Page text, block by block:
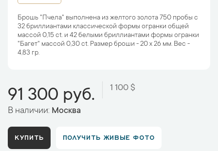
Брошь "Пчела" выполнена из желтого золота 750 пробы с
32 бриллиантами классической формы огранки общей
массой 0,15 ct. и 42 белыми бриллиантами формы огранки
"Багет" массой 0,30 ct. Размер броши - 20 х 26 мм. Вес -
4,83 гр.
91 300 руб. 1 100 $
В наличии: Москва
КУПИТЬ ПОЛУЧИТЬ ЖИВЫЕ ФОТО